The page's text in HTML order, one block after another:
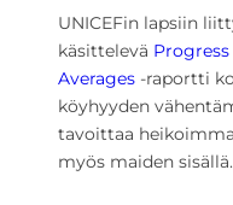
UNICEFin lapsiin
käsittelevä
Averages -raportti
köyhyyden
tavoittaa
myös maiden sisällä.